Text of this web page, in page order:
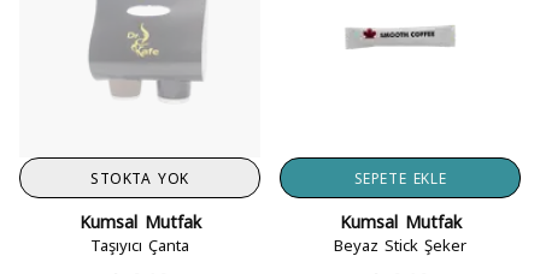
STOKTA YOK
Kumsal Mutfak
Taşıyıcı Çanta
SEPETE EKLE
Kumsal Mutfak
Beyaz Stick Şeker